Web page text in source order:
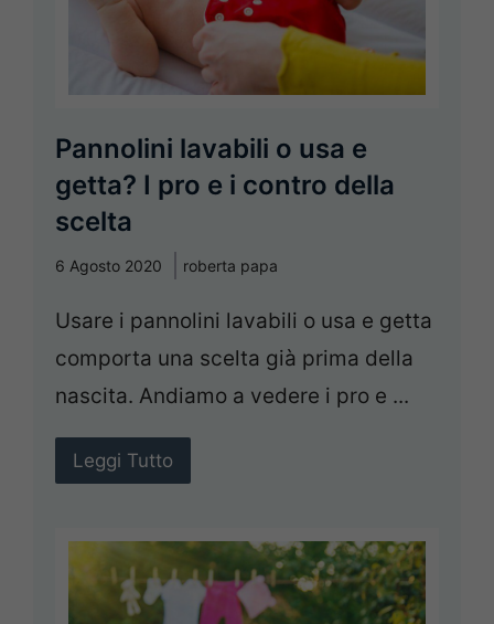
Pannolini lavabili o usa e
getta? I pro e i contro della
scelta
6 Agosto 2020 roberta papa
Usare i pannolini lavabili o usa e getta
comporta una scelta già prima della
nascita. Andiamo a vedere i pro e ...
Leggi Tutto